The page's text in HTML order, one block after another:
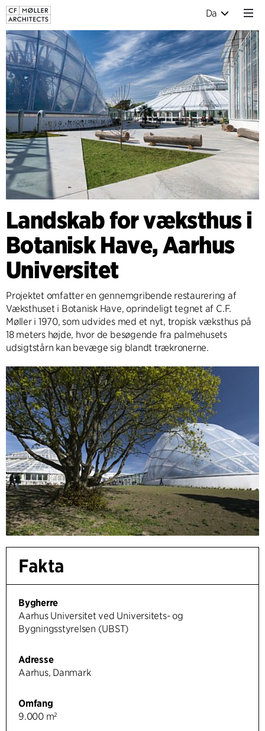
Da
Landskab for væksthus i
Botanisk Have, Aarhus
Universitet
Projektet omfatter en gennemgribende restaurering af
Væksthuset i Botanisk Have, oprindeligt tegnet af C.F.
Møller i 1970, som udvides med et nyt, tropisk væksthus på
18 meters højde, hvor de besøgende fra palmehusets
udsigtstårn kan bevæge sig blandt trækronerne.
Fakta
Bygherre
Aarhus Universitet ved Universitets- og
Bygningsstyrelsen (UBST)
Adresse
Aarhus, Danmark
Omfang
9.000 m²